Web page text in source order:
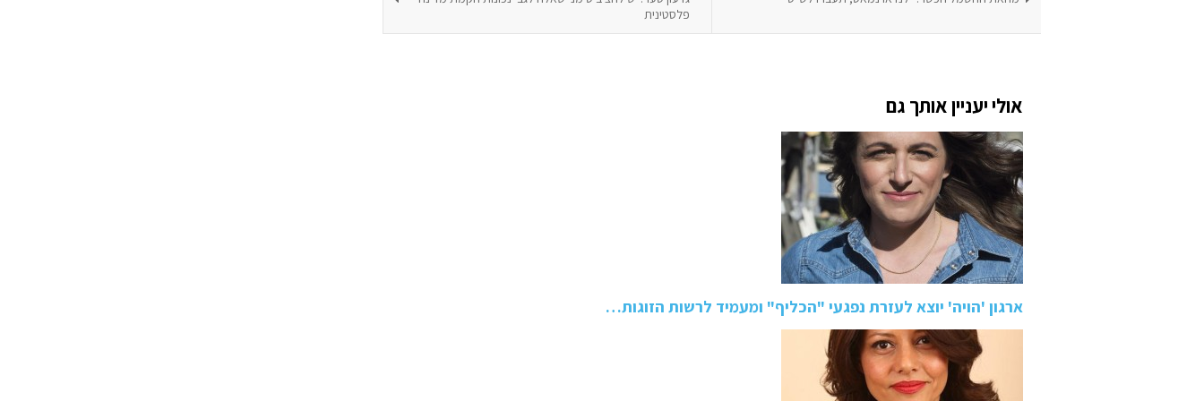
פלסטינית
אולי יעניין אותך גם
ארגון 'הויה' יוצא לעזרת נפגעי "הכליף" ומעמיד לרשות הזוגות…